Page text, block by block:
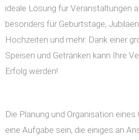
ideale Lösung für Veranstaltungen
besonders für Geburtstage,
Hochzeiten und mehr. Dank einer
Speisen und Getränken kann Ihre
Erfolg werden!
Die Planung und Organisation
eine Aufgabe sein, die einiges an